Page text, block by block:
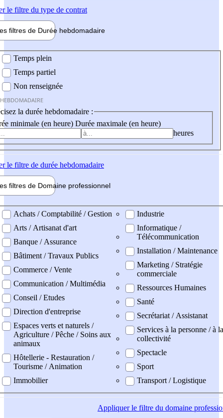
le filtre du type de contrat
filtres de Durée hebdomadaire
Temps plein
Temps partiel
Non renseignée
la durée hebdomadaire :
minimale (en heure) Durée maximale (en heure)
heures
le filtre de durée hebdomadaire
filtres de Domaine professionnel
professionel
Achats / Comptabilité / Gestion
Arts / Artisanat d'art
Banque / Assurance
Bâtiment / Travaux Publics
Commerce / Vente
Communication / Multimédia
Conseil / Etudes
Direction d'entreprise
Espaces verts et naturels /
Agriculture / Pêche / Soins aux
animaux
Hôtellerie - Restauration /
Tourisme / Animation
Immobilier
Industrie
Informatique /
Télécommunication
Installation / Maintenance
Marketing / Stratégie
commerciale
Ressources Humaines
Santé
Secrétariat / Assistanat
Services à la personne / à la
collectivité
Spectacle
Sport
Transport / Logistique
Appliquerle filtre du domaine